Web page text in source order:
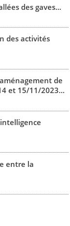
des gaves...
des activités
de
et 15/11/2023...
entre la